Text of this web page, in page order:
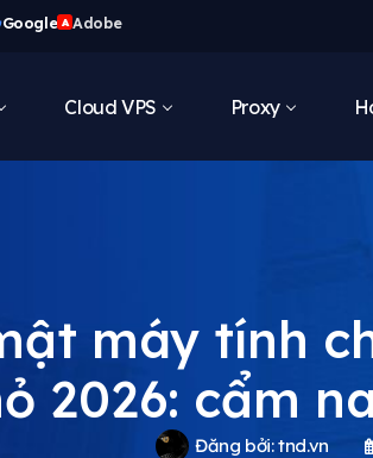
Google A Adobe
Cloud VPS Proxy
máy tính
2026: cẩm
Đăng bởi:tnd.vn